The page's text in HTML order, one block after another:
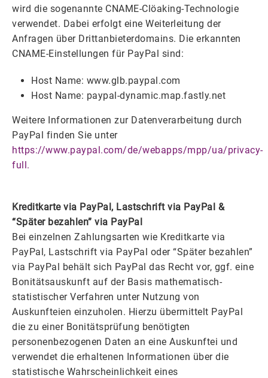
wird die sogenannte CNAME-Clöaking-Technologie
verwendet. Dabei erfolgt eine Weiterleitung der
Anfragen über Drittanbieterdomains. Die erkannten
CNAME-Einstellungen für PayPal sind:
Host Name: www.glb.paypal.com
Host Name: paypal-dynamic.map.fastly.net
Weitere Informationen zur Datenverarbeitung durch
PayPal finden Sie unter
https://www.paypal.com/de/webapps/mpp/ua/privacy-
full.
Kreditkarte via PayPal, Lastschrift via PayPal &
“Später bezahlen” via PayPal
Bei einzelnen Zahlungsarten wie Kreditkarte via
PayPal, Lastschrift via PayPal oder “Später bezahlen”
via PayPal behält sich PayPal das Recht vor, ggf. eine
Bonitätsauskunft auf der Basis mathematisch-
statistischer Verfahren unter Nutzung von
Auskunfteien einzuholen. Hierzu übermittelt PayPal
die zu einer Bonitätsprüfung benötigten
personenbezogenen Daten an eine Auskunftei und
verwendet die erhaltenen Informationen über die
statistische Wahrscheinlichkeit eines